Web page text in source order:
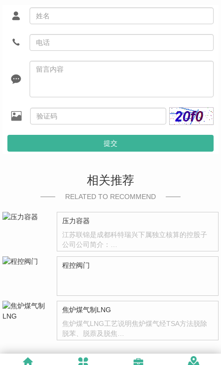
提交
相关推荐
RELATED TO RECOMMEND
压力容器
江苏联锦是成都科特瑞兴下属独立核算的控股子
公司公司简介：…
程控阀门
焦炉煤气制LNG
焦炉煤气LNG工艺说明焦炉煤气经TSA方法脱除
脱苯、脱萘及脱焦…